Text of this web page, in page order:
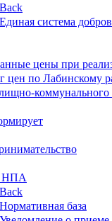
Back
Единая система
цены при
цен по Лабинскому
коммунального
НПА
Back
Нормативная база